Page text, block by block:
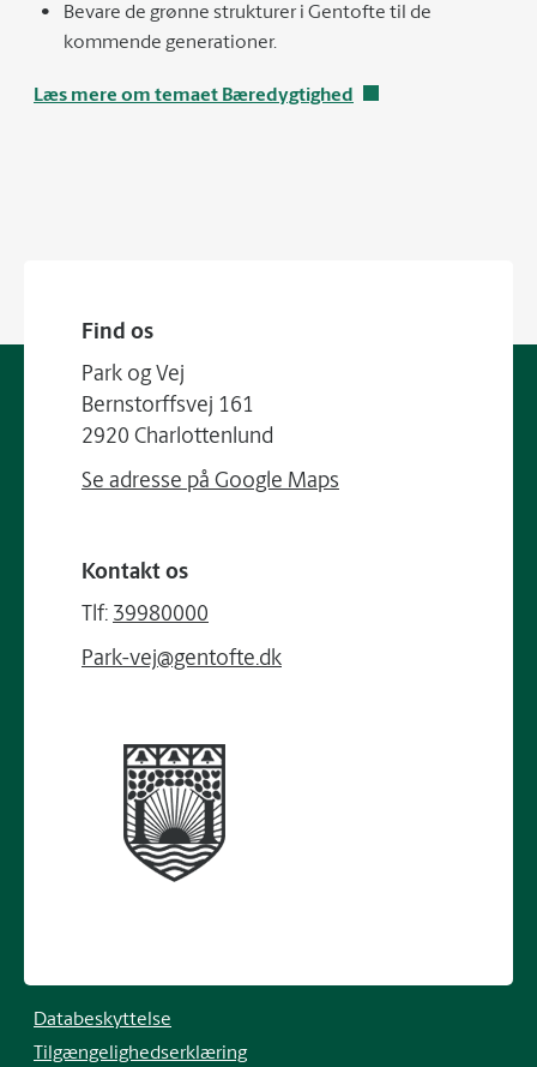
Bevare de grønne strukturer i Gentofte til de
kommende generationer.
Læs mere om temaet Bæredygtighed
Find os
Park og Vej
Bernstorffsvej 161
2920 Charlottenlund
Se adresse på Google Maps
Kontakt os
Tlf: 39980000
Park-vej@gentofte.dk
Databeskyttelse
Tilgængelighedserklæring